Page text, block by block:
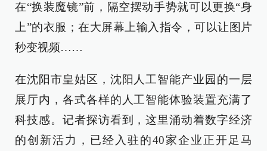
在“换装魔镜”前，隔空摆动手势就可以更换“身
上”的衣服；在大屏幕上输入指令，可以让图片
秒变视频……
在沈阳市皇姑区，沈阳人工智能产业园的一层
展厅内，各式各样的人工智能体验装置充满了
科技感。记者探访看到，这里涌动着数字经济
的创新活力，已经入驻的40家企业正开足马